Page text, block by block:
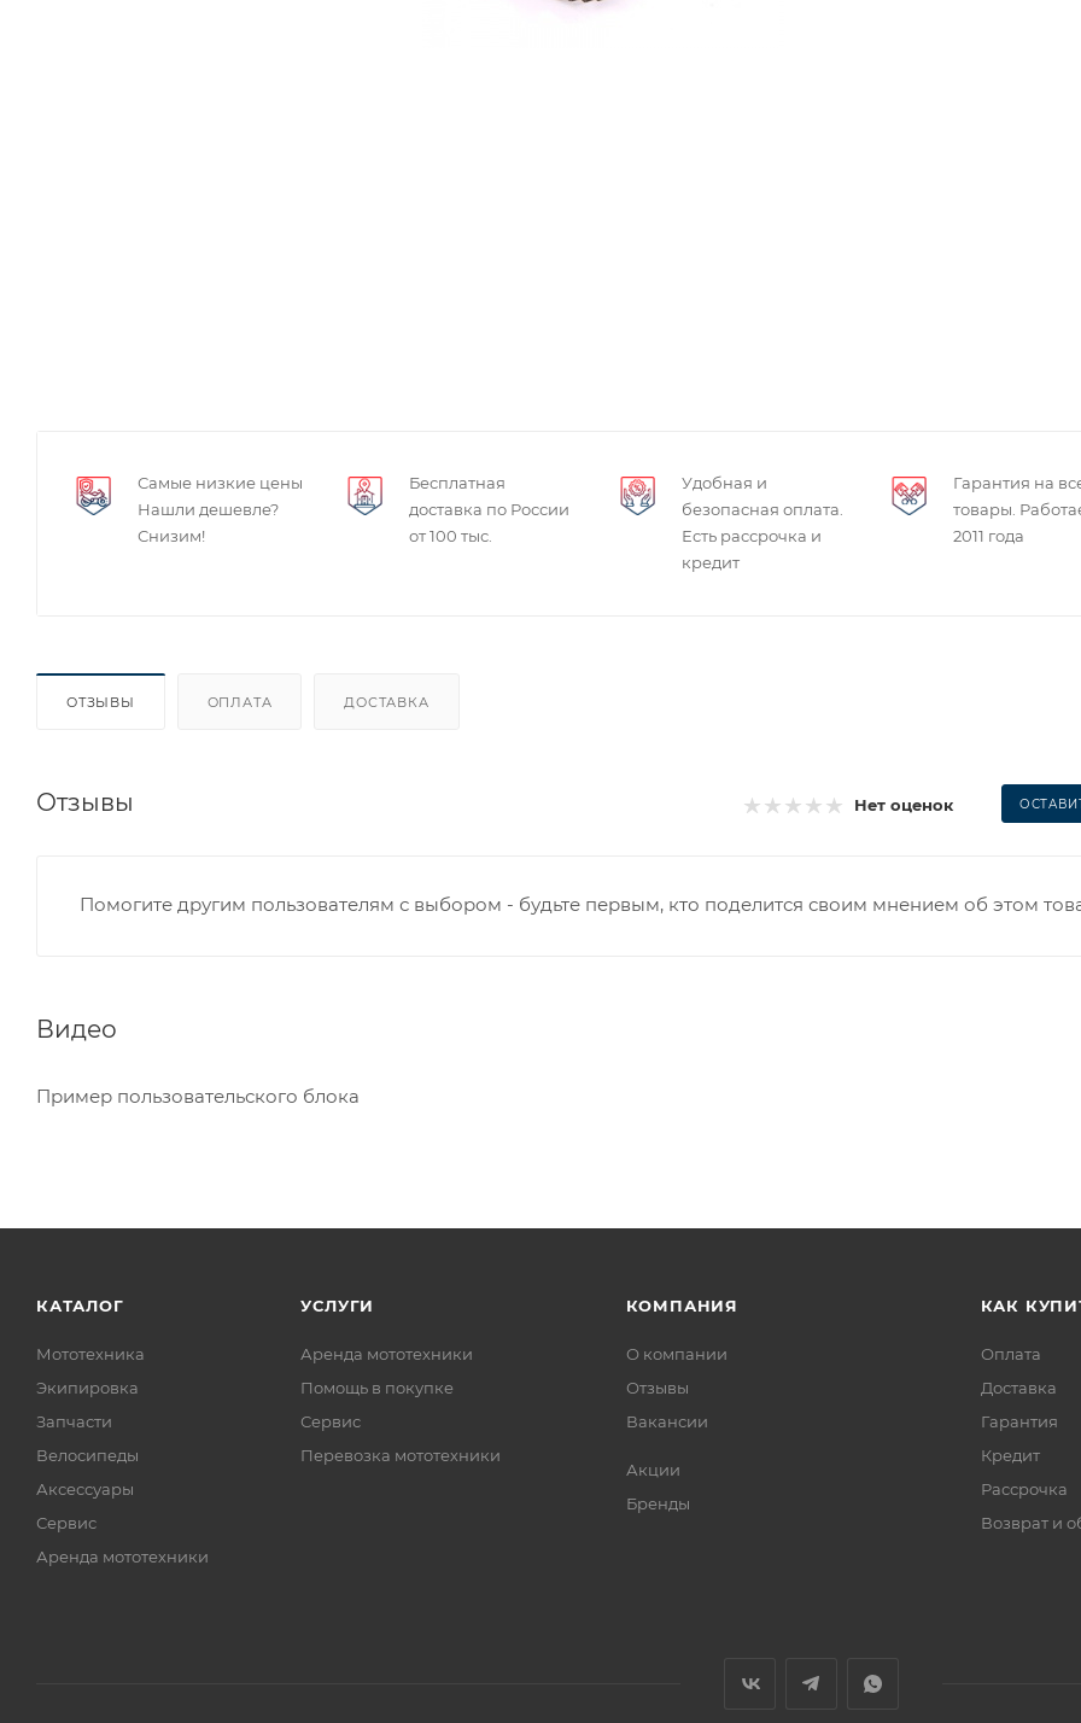
Самые низкие цены
Нашли дешевле?
Снизим!
Бесплатная
доставка по России
от 100 тыс.
Удобная и
безопасная оплата.
Есть рассрочка и
кредит
Гарантия на
товары.
2011 года
ОТЗЫВЫ ОПЛАТА ДОСТАВКА
Отзывы Нет оценок
Помогите другим пользователям с выбором - будьте первым, кто поделится своим мнением об этом
Видео
Пример пользовательского блока
КАТАЛОГ
Мототехника
Экипировка
Запчасти
Велосипеды
Аксессуары
Сервис
Аренда мототехники
УСЛУГИ
Аренда мототехники
Помощь в покупке
Сервис
Перевозка мототехники
КОМПАНИЯ
О компании
Отзывы
Вакансии
Акции
Бренды
КАК
Оплата
Доставка
Гарантия
Кредит
Рассрочка
Возврат и